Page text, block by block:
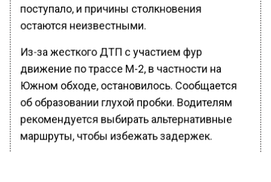
поступало, и причины столкновения
остаются неизвестными.
Из-за жесткого ДТП с участием фур
движение по трассе М-2, в частности на
Южном обходе, остановилось. Сообщается
об образовании глухой пробки. Водителям
рекомендуется выбирать альтернативные
маршруты, чтобы избежать задержек.